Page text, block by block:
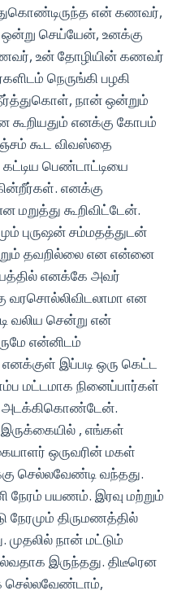
என் கணவர்,
ஒன்று செய்யேன், உனக்கு
உன் தோழியின் கணவர்
நெருங்கி பழகி
நான் ஒன்றும்
கூறியதும் எனக்கு கோபம்
கூட விவஸ்தை
பெண்டாட்டியை
எனக்கு
மறுத்து கூறிவிட்டேன்.
புருஷன் சம்மதத்துடன்
தவறில்லை என என்னை
எனக்கே அவர்
வரசொல்லிவிடலாமா என
வலிய சென்று என்
என்னிடம்
இப்படி ஒரு கெட்ட
மட்டமாக நினைப்பார்கள்
அடக்கிகொண்டேன்.
, எங்கள்
ஒருவரின் மகள்
செல்லவேண்டி வந்தது.
நேரம் பயணம். இரவு மற்றும்
திருமணத்தில்
நான் மட்டும்
இருந்தது. திடீரென
செல்லவேண்டாம்,